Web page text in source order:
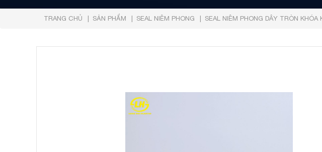
TRANG CHỦ SẢN PHẨM SEAL NIÊM PHONG SEAL NIÊM PHONG DÂY TRÒN KHÓA